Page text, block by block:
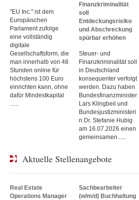
"EU Inc." ist dem
Europäischen
Parlament zufolge
eine vollständig
digitale
Gesellschaftsform, die
man innerhalb von 48
Stunden online für
höchstens 100 Euro
einrichten kann, ohne
dafür Mindestkapital
Finanzkriminalität
soll
Entdeckungsrisiko
und Abschreckung
spürbar erhöhen
Steuer- und
Finanzkriminalität soll
in Deutschland
konsequenter verfolgt
werden. Dazu haben
Bundesfinanzminister
Lars Klingbeil und
Bundesjustizministeri
n Dr. Stefanie Hubig
am 16.07.2026 einen
gemeinsamen......
Aktuelle Stellenangebote
Real Estate
Operations Manager
Sachbearbeiter
(w/m/d) Buchhaltung